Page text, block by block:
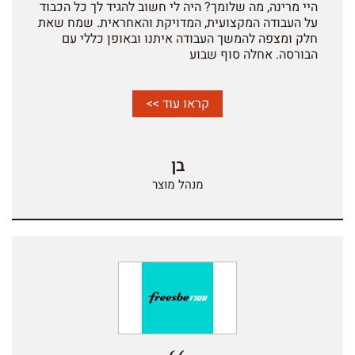
היי מרינה, מה שלומך? היה לי חשוב להגיד לך כל הכבוד
על העבודה המקצועית, המדויקת והאחראית. שמח שאת
חלק ומצפה להמשך העבודה איתנו ובאופן כללי עם
הבורסה. אחלה סוף שבוע
קראו עוד >>
בן
מנהל מוצר